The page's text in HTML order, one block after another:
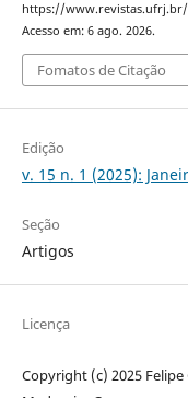
https://
Acesso em: 6 ago. 2026.
Fomatos de Citação
Edição
v. 15 n. 1 (2025):
Seção
Artigos
Licença
Copyright (c) 2025